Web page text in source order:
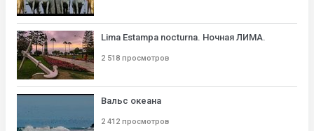
Lima Estampa nocturna. Ночная ЛИМА.
2 518 просмотров
Вальс океана
2 412 просмотров